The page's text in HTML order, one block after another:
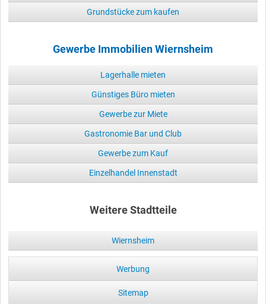
Grundstücke zum kaufen
Gewerbe Immobilien Wiernsheim
Lagerhalle mieten
Günstiges Büro mieten
Gewerbe zur Miete
Gastronomie Bar und Club
Gewerbe zum Kauf
Einzelhandel Innenstadt
Weitere Stadtteile
Wiernsheim
Werbung
Sitemap